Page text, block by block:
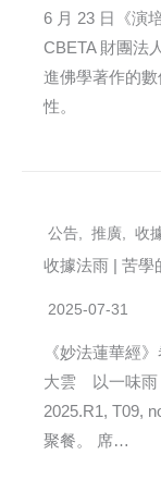
6 月 23 日《演
CBETA 財團法
進佛學著作的
性。
公告 推廣
收
收據法雨 | 苦學
2025-07-31
《妙法蓮華經
大雲 以一味
2025.R1, T09,
聚餐。 席…